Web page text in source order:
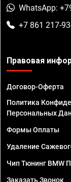
WhatsApp:
+7 861 217-
Правовая
Договор-Оферта
Политика
Персональных
Формы Оплаты
Удаление
Чип Тюнинг BMW
Заказать Звонок